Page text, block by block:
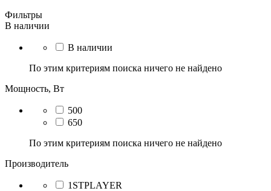
Фильтры
В наличии
В наличии
По этим критериям поиска ничего не найдено
Мощность, Вт
500
650
По этим критериям поиска ничего не найдено
Производитель
1STPLAYER